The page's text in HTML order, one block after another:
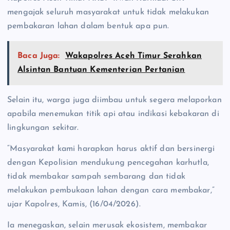
mengajak seluruh masyarakat untuk tidak melakukan
pembakaran lahan dalam bentuk apa pun.
Baca Juga:
Wakapolres Aceh Timur Serahkan
Alsintan Bantuan Kementerian Pertanian
Selain itu, warga juga diimbau untuk segera melaporkan
apabila menemukan titik api atau indikasi kebakaran di
lingkungan sekitar.
“Masyarakat kami harapkan harus aktif dan bersinergi
dengan Kepolisian mendukung pencegahan karhutla,
tidak membakar sampah sembarang dan tidak
melakukan pembukaan lahan dengan cara membakar,”
ujar Kapolres, Kamis, (16/04/2026).
Ia menegaskan, selain merusak ekosistem, membakar